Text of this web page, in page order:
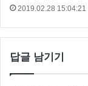
2019.02.28 15:04:21
답글 남기기